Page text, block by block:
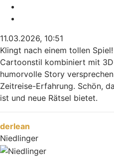
11.03.2026, 10:51
Klingt nach einem tollen
Cartoonstil kombiniert mit
humorvolle Story
Zeitreise-Erfahrung. Schön,
ist und neue Rätsel bietet.
Nach oben
derlean
Niedlinger